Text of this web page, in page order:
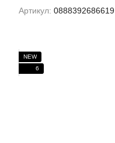
Артикул: 0888392686619
NEW
6